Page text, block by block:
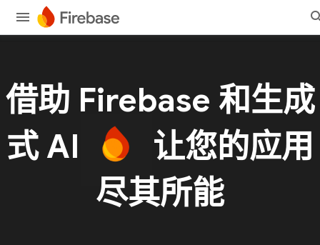
借助 Firebase 和生成
式 AI
让您的应用
尽其所能